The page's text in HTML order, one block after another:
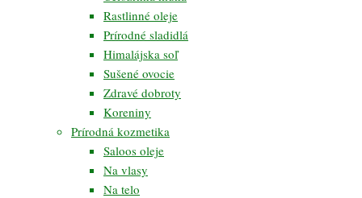
Rastlinné oleje
Prírodné sladidlá
Himalájska soľ
Sušené ovocie
Zdravé dobroty
Koreniny
Prírodná kozmetika
Saloos oleje
Na vlasy
Na telo